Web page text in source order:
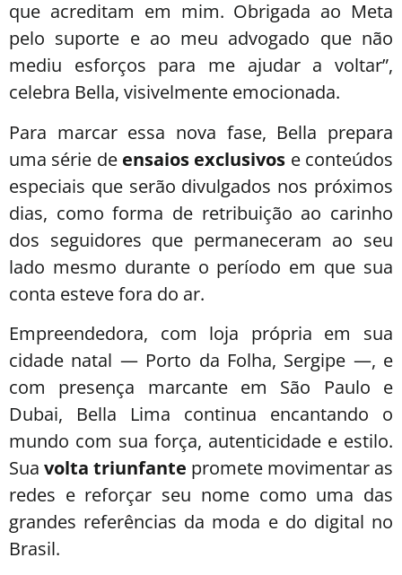
que acreditam em mim. Obrigada ao Meta
pelo suporte e ao meu advogado que não
mediu esforços para me ajudar a voltar”,
celebra Bella, visivelmente emocionada.
Para marcar essa nova fase, Bella prepara
uma série de ensaios exclusivos e conteúdos
especiais que serão divulgados nos próximos
dias, como forma de retribuição ao carinho
dos seguidores que permaneceram ao seu
lado mesmo durante o período em que sua
conta esteve fora do ar.
Empreendedora, com loja própria em sua
cidade natal — Porto da Folha, Sergipe —, e
com presença marcante em São Paulo e
Dubai, Bella Lima continua encantando o
mundo com sua força, autenticidade e estilo.
Sua volta triunfante promete movimentar as
redes e reforçar seu nome como uma das
grandes referências da moda e do digital no
Brasil.